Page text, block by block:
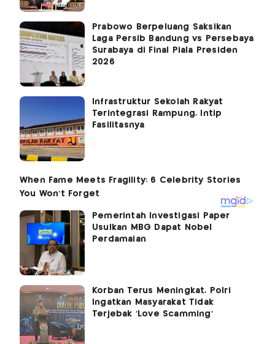
Prabowo Berpeluang Saksikan
Laga Persib Bandung vs Persebaya
Surabaya di Final Piala Presiden
2026
Infrastruktur Sekolah Rakyat
Terintegrasi Rampung, Intip
Fasilitasnya
Pemerintah Investigasi Paper
Usulkan MBG Dapat Nobel
Perdamaian
Korban Terus Meningkat, Polri
Ingatkan Masyarakat Tidak
Terjebak 'Love Scamming'